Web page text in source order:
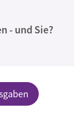
- und Sie?